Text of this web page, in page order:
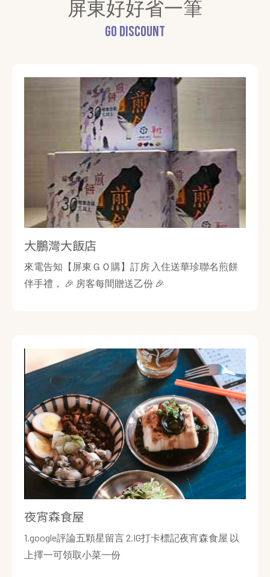
屏東好好省一筆
GO Discount
大鵬灣大飯店
來電告知【屏東ＧＯ購】訂房 入住送華珍聯名煎餅
伴手禮， 🎉 房客每間贈送乙份 🎉
夜宵森食屋
1.google評論五顆星留言 2.IG打卡標記夜宵森食屋 以
上擇一可領取小菜一份